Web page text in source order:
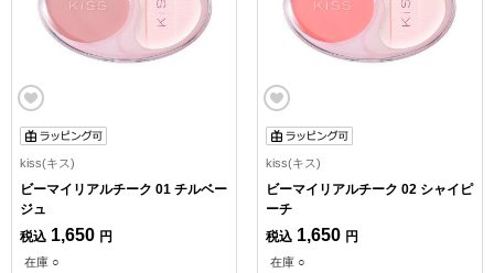
kiss(キス)
ビーマイリアルチーク 01 チルベー
ジュ
税込 1,650 円
在庫 ○
kiss(キス)
ビーマイリアルチーク 02 シャイピ
ーチ
税込 1,650 円
在庫 ○